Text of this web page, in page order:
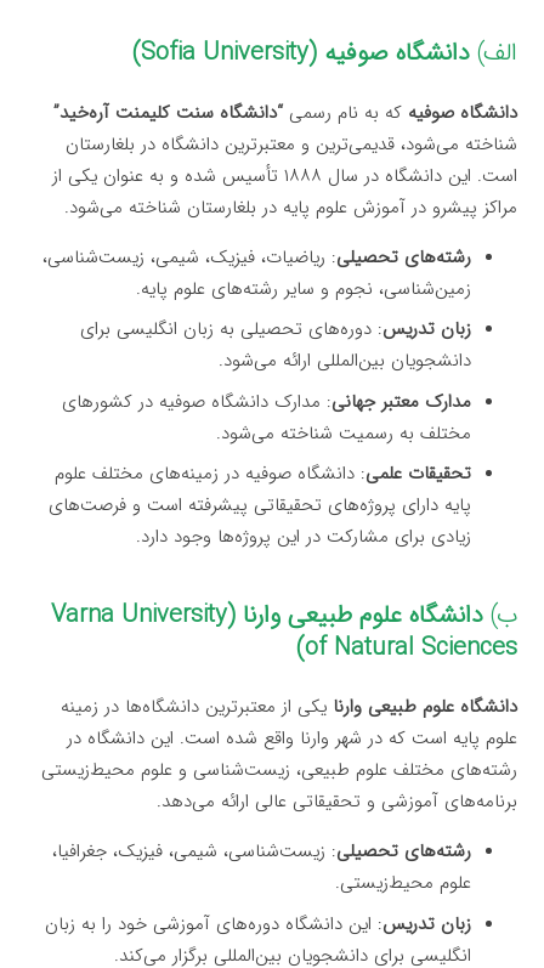
الف)دانشگاه صوفیه (Sofia University)
دانشگاه صوفیه که به نام رسمی“دانشگاه سنت کلیمنت آره‌خید”
شناخته می‌شود، قدیمی‌ترین و معتبرترین دانشگاه در بلغارستان
است. این دانشگاه در سال ۱۸۸۸ تأسیس شده و به عنوان یکی از
مراکز پیشرو در آموزش علوم پایه در بلغارستان شناخته می‌شود.
رشته‌های تحصیلی: ریاضیات، فیزیک، شیمی، زیست‌شناسی،
زمین‌شناسی، نجوم و سایر رشته‌های علوم پایه.
زبان تدریس: دوره‌های تحصیلی به زبان انگلیسی برای
دانشجویان بین‌المللی ارائه می‌شود.
مدارک معتبر جهانی: مدارک دانشگاه صوفیه در کشورهای
مختلف به رسمیت شناخته می‌شود.
تحقیقات علمی: دانشگاه صوفیه در زمینه‌های مختلف علوم
پایه دارای پروژه‌های تحقیقاتی پیشرفته است و فرصت‌های
زیادی برای مشارکت در این پروژه‌ها وجود دارد.
ب)
دانشگاه علوم طبیعی وارنا (Varna University
of Natural Sciences)
دانشگاه علوم طبیعی وارنا یکی از معتبرترین دانشگاه‌ها در زمینه
علوم پایه است که در شهر وارنا واقع شده است. این دانشگاه در
رشته‌های مختلف علوم طبیعی، زیست‌شناسی و علوم محیط‌زیستی
برنامه‌های آموزشی و تحقیقاتی عالی ارائه می‌دهد.
رشته‌های تحصیلی: زیست‌شناسی، شیمی، فیزیک، جغرافیا،
علوم محیط‌زیستی.
زبان تدریس: این دانشگاه دوره‌های آموزشی خود را به زبان
انگلیسی برای دانشجویان بین‌المللی برگزار می‌کند.